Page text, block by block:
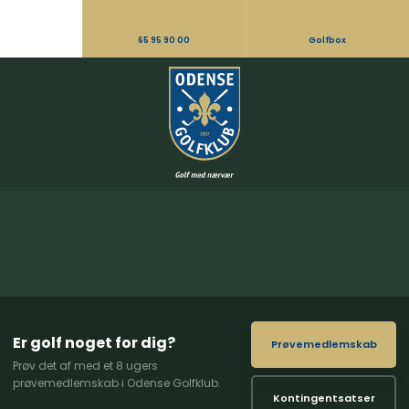
65 95 90 00 Golfbox
Er golf noget for dig?
Prøv det af med et 8 ugers
prøvemedlemskab i Odense Golfklub.
Prøvemedlemskab
Kontingentsatser